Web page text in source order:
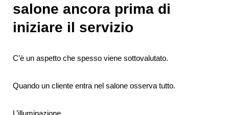
salone ancora prima di
iniziare il servizio
C’è un aspetto che spesso viene sottovalutato.
Quando un cliente entra nel salone osserva tutto.
L’illuminazione.